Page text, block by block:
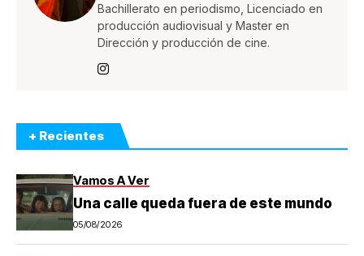
Bachillerato en periodismo, Licenciado en
producción audiovisual y Master en
Dirección y producción de cine.
+ Recientes
Vamos A Ver
Una calle queda fuera de este mundo
05/08/2026